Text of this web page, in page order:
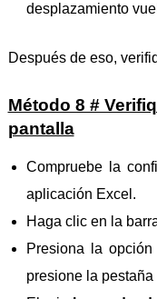
desplazamiento
Después de eso,
Método 8 #
pantalla
Compruebe la
aplicación Excel.
Haga clic en la
Presiona la opción
presione la pestaña